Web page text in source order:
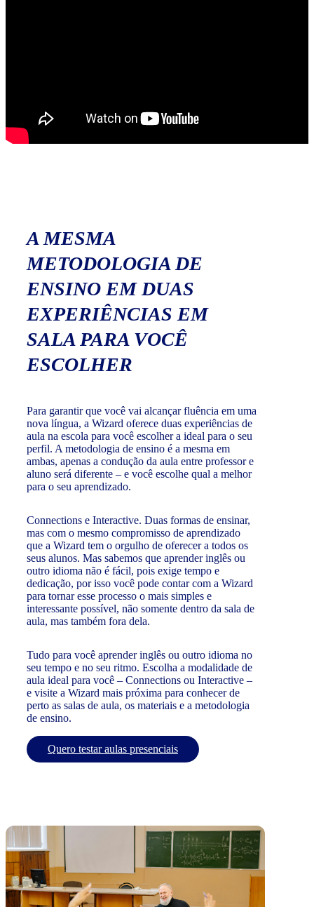
A MESMA
METODOLOGIA DE
ENSINO EM DUAS
EXPERIÊNCIAS EM
SALA PARA VOCÊ
ESCOLHER
Para garantir que você vai alcançar fluência em uma
nova língua, a Wizard oferece duas experiências de
aula na escola para você escolher a ideal para o seu
perfil. A metodologia de ensino é a mesma em
ambas, apenas a condução da aula entre professor e
aluno será diferente – e você escolhe qual a melhor
para o seu aprendizado.
Connections e Interactive. Duas formas de ensinar,
mas com o mesmo compromisso de aprendizado
que a Wizard tem o orgulho de oferecer a todos os
seus alunos. Mas sabemos que aprender inglês ou
outro idioma não é fácil, pois exige tempo e
dedicação, por isso você pode contar com a Wizard
para tornar esse processo o mais simples e
interessante possível, não somente dentro da sala de
aula, mas também fora dela.
Tudo para você aprender inglês ou outro idioma no
seu tempo e no seu ritmo. Escolha a modalidade de
aula ideal para você – Connections ou Interactive –
e visite a Wizard mais próxima para conhecer de
perto as salas de aula, os materiais e a metodologia
de ensino.
Quero testar aulas presenciais